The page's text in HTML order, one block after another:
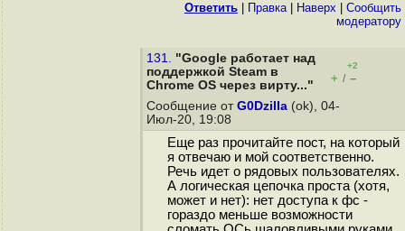
Ответить Правка| Наверх
Cообщить
модератору
131. "Google работает над
поддержкой Steam в
Chrome OS через вирту..."
+2
+ / –
Сообщение от G0Dzilla (ok), 04-
Июл-20, 19:08
Еще раз прочитайте пост, на который
я отвечаю и мой соответственно.
Речь идет о рядовых пользователях.
А логическая цепочка проста (хотя,
может и нет): нет доступа к фс -
гораздо меньше возможности